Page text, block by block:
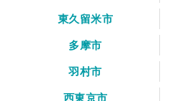
東久留米市
多摩市
羽村市
西東京市